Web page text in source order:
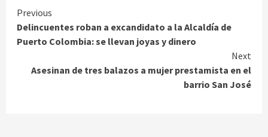
Continue
Reading
Previous
Delincuentes roban a excandidato a la Alcaldía de
Puerto Colombia: se llevan joyas y dinero
Next
Asesinan de tres balazos a mujer prestamista en el
barrio San José